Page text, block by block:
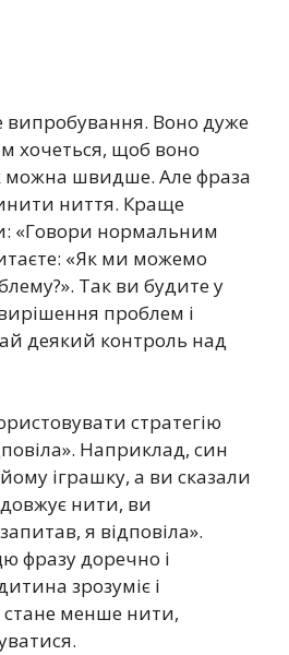
випробування. Воно дуже
хочеться, щоб воно
можна швидше. Але фраза
ниття. Краще
«Говори нормальним
«Як ми можемо
Так ви будите у
проблем і
деякий контроль над
стратегію
Наприклад, син
іграшку, а ви сказали
нити, ви
я відповіла».
фразу доречно і
зрозуміє і
стане менше нити,